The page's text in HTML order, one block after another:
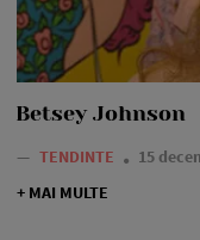
Betsey Johnson
— TENDINTE
15
+ MAI MULTE